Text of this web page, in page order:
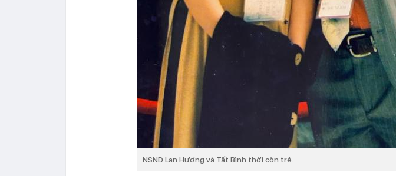
NSND Lan Hương và Tất Bình thời còn trẻ.